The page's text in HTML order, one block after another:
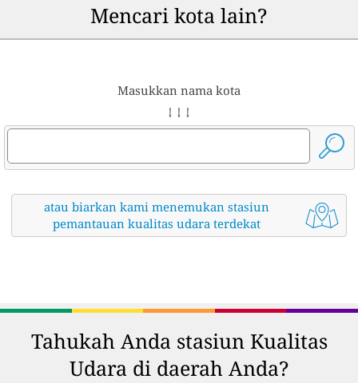
Mencari kota lain?
Masukkan nama kota
↓ ↓ ↓
atau biarkan kami menemukan stasiun
pemantauan kualitas udara terdekat
Tahukah Anda stasiun Kualitas
Udara di daerah Anda?